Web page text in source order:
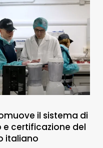
il sistema di
e certificazione del
italiano